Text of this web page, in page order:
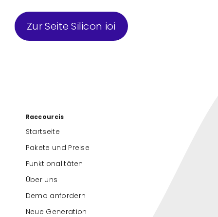
Zur Seite Silicon ioi
Raccourcis
Startseite
Pakete und Preise
Funktionalitäten
Über uns
Demo anfordern
Neue Generation